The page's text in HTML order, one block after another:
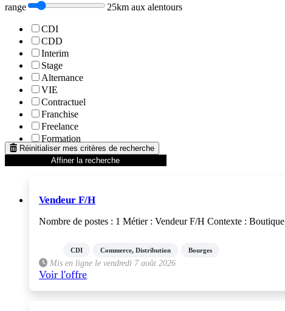
range 25km aux alentours
CDI
CDD
Interim
Stage
Alternance
VIE
Contractuel
Franchise
Freelance
Formation
Réinitialiser mes critères de recherche
Affiner la recherche
Vendeur F/H
Nombre de postes : 1 Métier : Vendeur F/H Contexte :
CDI Commerce, Distribution Bourges
Mis en ligne le vendredi 7 août 2026
Voir l'offre